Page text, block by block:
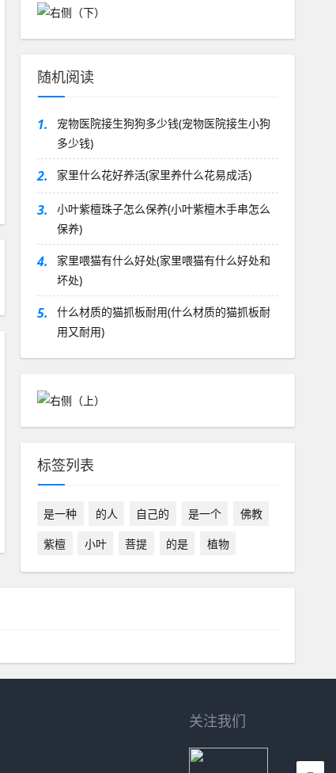
随机阅读
1.
宠物医院接生狗狗多少钱(宠物医院接生小狗
多少钱)
2. 家里什么花好养活(家里养什么花易成活)
3.
小叶紫檀珠子怎么保养(小叶紫檀木手串怎么
保养)
4.
家里喂猫有什么好处(家里喂猫有什么好处和
坏处)
5.
什么材质的猫抓板耐用(什么材质的猫抓板耐
用又耐用)
标签列表
是一种 的人 自己的 是一个
佛教
紫檀
小叶 菩提 的是 植物
关注我们